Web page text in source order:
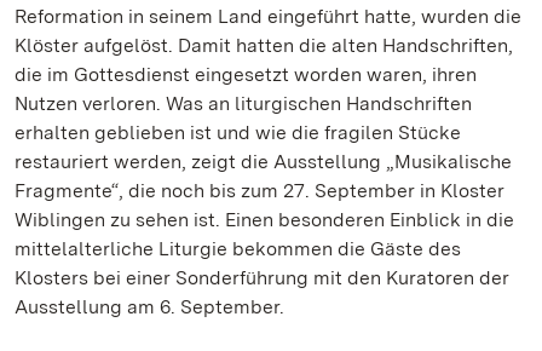
Reformation in seinem Land eingeführt hatte, wurden die
Klöster aufgelöst. Damit hatten die alten Handschriften,
die im Gottesdienst eingesetzt worden waren, ihren
Nutzen verloren. Was an liturgischen Handschriften
erhalten geblieben ist und wie die fragilen Stücke
restauriert werden, zeigt die Ausstellung „Musikalische
Fragmente“, die noch bis zum 27. September in Kloster
Wiblingen zu sehen ist. Einen besonderen Einblick in die
mittelalterliche Liturgie bekommen die Gäste des
Klosters bei einer Sonderführung mit den Kuratoren der
Ausstellung am 6. September.